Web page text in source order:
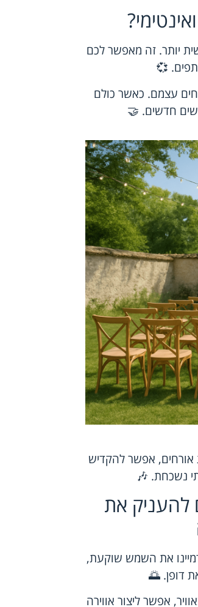
יותר. זה מאפשר לכם
💞
עצמם. כאשר כולם
חדשים. 🤝
אורחים, אפשר להקדיש
נשכחת. 🎶
להעניק את
את השמש שוקעת,
דופן. 🌅
אפשר ליצור אווירה